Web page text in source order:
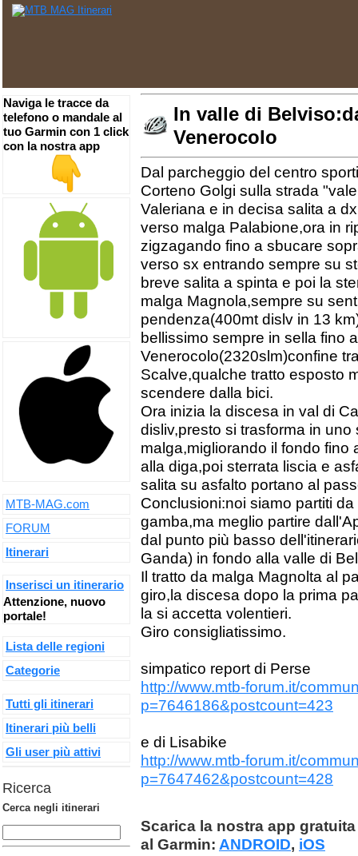
In valle di
Venerocolo
Dal parcheggio del centro
Corteno Golgi sulla strada
Valeriana e in decisa salita a
verso malga Palabione,ora in
zigzagando fino a sbucare
verso sx entrando sempre su
breve salita a spinta e poi la
malga Magnola,sempre su
pendenza(400mt dislv in 13
bellissimo sempre in sella fino
Venerocolo(2320slm)confine
Scalve,qualche tratto esposto
scendere dalla bici.
Ora inizia la discesa in val di
disliv,presto si trasforma in
malga,migliorando il fondo fino
alla diga,poi sterrata liscia e
salita su asfalto portano al
Conclusioni:noi siamo partiti
gamba,ma meglio partire
dal punto più basso
Ganda) in fondo alla valle di
Il tratto da malga Magnolta al
giro,la discesa dopo la prima
la si accetta volentieri.
Giro consigliatissimo.
simpatico report di Perse
http://www.mtb-forum.it/
p=7646186&postcount=423
e di Lisabike
http://www.mtb-forum.it/
p=7647462&postcount=428
Scarica la nostra app
al Garmin: ANDROID, iOS
Naviga le tracce da
telefono o mandale al
tuo Garmin con 1 click
con la nostra app
MTB-MAG.com
FORUM
Itinerari
Inserisci un itinerario
Attenzione, nuovo
portale!
Lista delle regioni
Categorie
Tutti gli itinerari
Itinerari più belli
Gli user più attivi
Ricerca
Cerca negli itinerari